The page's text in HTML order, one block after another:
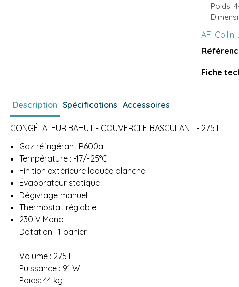
Poids:
AFI
Fiche
Description Spécifications Accessoires
CONGÉLATEUR BAHUT - COUVERCLE BASCULANT - 275 L
Gaz réfrigérant R600a
Température : -17/-25°C
Finition extérieure laquée blanche
Évaporateur statique
Dégivrage manuel
Thermostat réglable
230 V Mono
Dotation : 1 panier
Volume : 275 L
Puissance : 91 W
Poids: 44 kg